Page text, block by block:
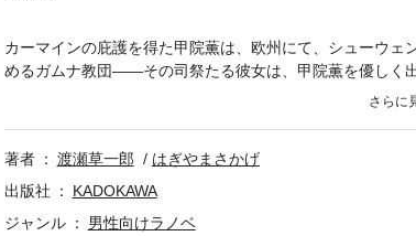
カーマインの庇護を得た甲院薫は、欧州にて、シューウ
めるガムナ教団――その司祭たる彼女は、甲院薫を優し
がその重い腰をあげた。 魔窟の笛吹き・スフの影響を受
著者 渡瀬草一郎
はぎやまさかげ
出版社
KADOKAWA
ジャンル
男性向けラノベ